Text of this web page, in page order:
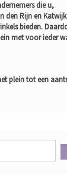
die u,
den Rijn en
bieden.
met voor ieder
plein tot een